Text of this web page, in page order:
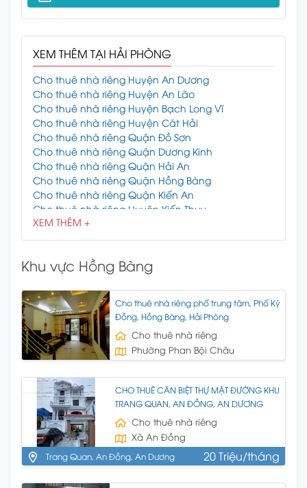
XEM THÊM TẠI HẢI PHÒNG
Cho thuê nhà riêng Huyện An Dương
Cho thuê nhà riêng Huyện An Lão
Cho thuê nhà riêng Huyện Bạch Long Vĩ
Cho thuê nhà riêng Huyện Cát Hải
Cho thuê nhà riêng Quận Đồ Sơn
Cho thuê nhà riêng Quận Dương Kinh
Cho thuê nhà riêng Quận Hải An
Cho thuê nhà riêng Quận Hồng Bàng
Cho thuê nhà riêng Quận Kiến An
Cho thuê nhà riêng Huyện Kiến Thụy
Cho thuê nhà riêng Quận Lê Chân
Cho thuê nhà riêng Quận Ngô Quyền
Cho thuê nhà riêng Huyện Tiên Lãng
XEM THÊM +
Khu vực Hồng Bàng
Cho thuê nhà riêng phố trung tâm, Phố Kỳ
Đồng, Hồng Bàng, Hải Phòng
Cho thuê nhà riêng
Phường Phan Bội Châu
CHO THUÊ CĂN BIỆT THỰ MẶT ĐƯỜNG KHU
TRANG QUAN, AN ĐỒNG, AN DƯƠNG
Cho thuê nhà riêng
Xã An Đồng
Trang Quan, An Đồng, An Dương
20 Triệu/tháng